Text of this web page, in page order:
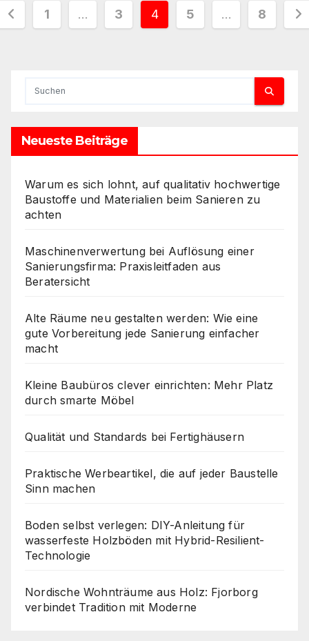
1 … 3 4 5 … 8
Neueste Beiträge
Warum es sich lohnt, auf qualitativ hochwertige
Baustoffe und Materialien beim Sanieren zu
achten
Maschinenverwertung bei Auflösung einer
Sanierungsfirma: Praxisleitfaden aus
Beratersicht
Alte Räume neu gestalten werden: Wie eine
gute Vorbereitung jede Sanierung einfacher
macht
Kleine Baubüros clever einrichten: Mehr Platz
durch smarte Möbel
Qualität und Standards bei Fertighäusern
Praktische Werbeartikel, die auf jeder Baustelle
Sinn machen
Boden selbst verlegen: DIY-Anleitung für
wasserfeste Holzböden mit Hybrid-Resilient-
Technologie
Nordische Wohnträume aus Holz: Fjorborg
verbindet Tradition mit Moderne